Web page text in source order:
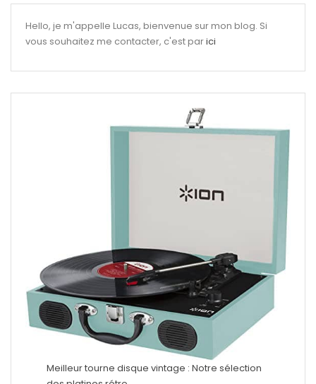
Hello, je m'appelle Lucas, bienvenue sur mon blog. Si
vous souhaitez me contacter, c'est parici
Meilleur tourne disque vintage : Notre sélection